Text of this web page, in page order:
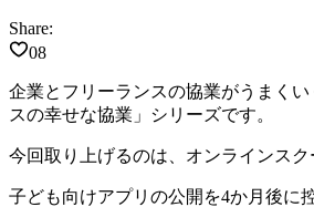
Share:
08
企業とフリーランスの協業がうまく
スの幸せな協業」シリーズです。
今回取り上げるのは、オンラインス
子ども向けアプリの公開を4か月後に